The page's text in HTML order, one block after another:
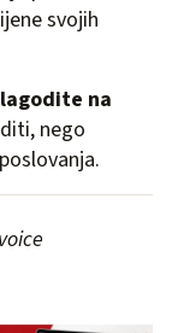
svojih
na
nego